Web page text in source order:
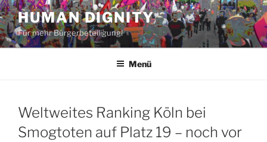
Zum
Inhalt
springen
HUMAN DIGNITY
Für mehr Bürgerbeteiligung!
Menü
Weltweites Ranking Köln bei
Smogtoten auf Platz 19 – noch vor